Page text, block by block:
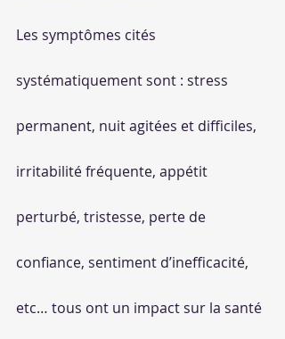
Les symptômes cités
systématiquement sont : stress
permanent, nuit agitées et difficiles,
irritabilité fréquente, appétit
perturbé, tristesse, perte de
confiance, sentiment d’inefficacité,
etc… tous ont un impact sur la santé